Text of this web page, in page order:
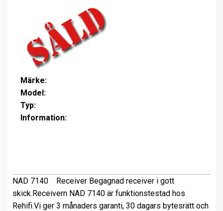
Märke:
Model:
Typ:
Information:
NAD 7140 Receiver Begagnad receiver i gott
skick.Receivern NAD 7140 är funktionstestad hos
Rehifi.Vi ger 3 månaders garanti, 30 dagars bytesrätt och